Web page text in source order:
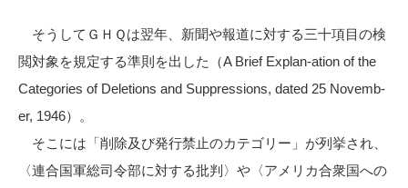
そうしてＧＨＱは翌年、新聞や報道に対する三十項目の検
閲対象を規定する準則を出した（A Brief Explan-ation of the
Categories of Deletions and Suppressions, dated 25 Novemb-
er, 1946）。
そこには「削除及び発行禁止のカテゴリー」が列挙され、
〈連合国軍総司令部に対する批判〉や〈アメリカ合衆国への